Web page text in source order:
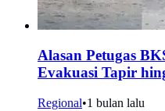
Alasan Petugas
Evakuasi Tapir
Regional•1 bulan lalu